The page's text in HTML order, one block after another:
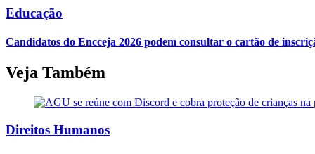
Educação
Candidatos do Encceja 2026 podem consultar o cartão de
Veja Também
Direitos Humanos